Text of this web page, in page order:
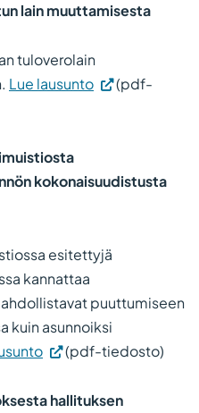
lain muuttamisesta
tuloverolain
Lue lausunto
(pdf-
kokonaisuudistusta
esitettyjä
kannattaa
puuttumiseen
kuin asunnoiksi
(pdf-tiedosto)
hallituksen